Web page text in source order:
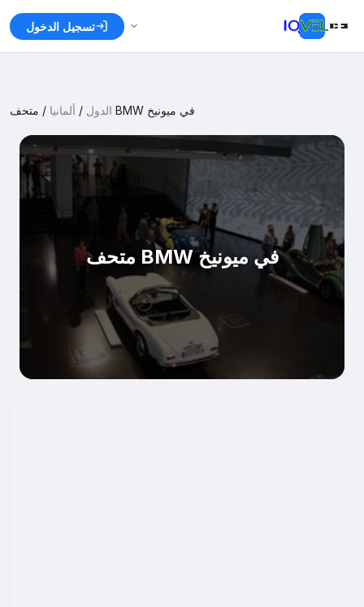
تسجيل الدخول
الدول / ألمانيا / متحف BMW في ميونيخ
متحف BMW في ميونيخ